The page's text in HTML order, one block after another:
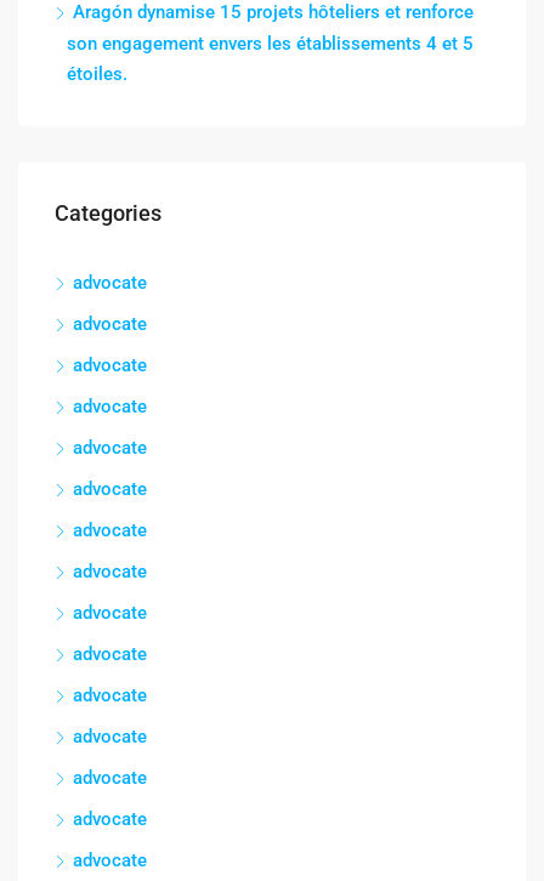
Aragón dynamise 15 projets hôteliers et renforce
son engagement envers les établissements 4 et 5
étoiles.
Categories
advocate
advocate
advocate
advocate
advocate
advocate
advocate
advocate
advocate
advocate
advocate
advocate
advocate
advocate
advocate